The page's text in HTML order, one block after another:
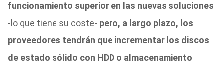
funcionamiento superior en las nuevas soluciones
-lo que tiene su coste- pero, a largo plazo, los
proveedores tendrán que incrementar los discos
de estado sólido con HDD o almacenamiento